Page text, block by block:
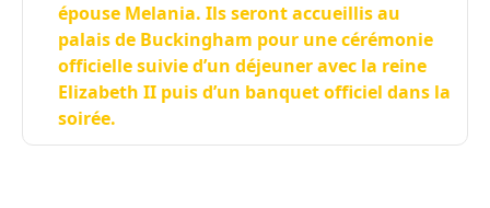
épouse Melania. Ils seront accueillis au
palais de Buckingham pour une cérémonie
officielle suivie d’un déjeuner avec la reine
Elizabeth II puis d’un banquet officiel dans la
soirée.